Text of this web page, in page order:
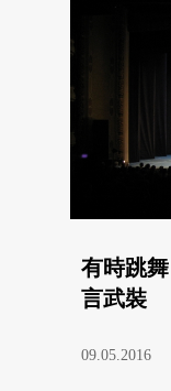
有時跳
言武裝
09.05.2016